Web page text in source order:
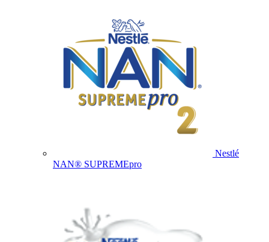
Nestlé
NAN® SUPREMEpro